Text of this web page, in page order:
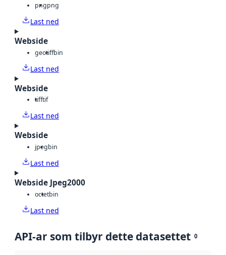
pngpng
Last ned
Webside
geotiffbin
Last ned
Webside
tifftif
Last ned
Webside
jpegbin
Last ned
Webside Jpeg2000
octetbin
Last ned
API-ar som tilbyr dette datasettet 0